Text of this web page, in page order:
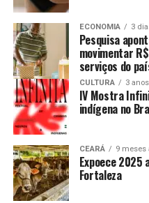
ECONOMIA 3
Pesquisa
movimentar
serviços do
CULTURA 3
IV Mostra
indígena no
CEARÁ 9 meses
Expoece 2025
Fortaleza